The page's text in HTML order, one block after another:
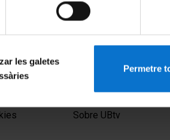
les galetes
Permetre
PEU 2
Sobre UBtv